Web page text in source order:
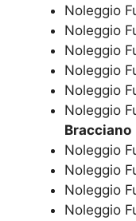
Noleggio
Noleggio
Noleggio
Noleggio
Noleggio
Noleggio
Bracciano
Noleggio
Noleggio
Noleggio
Noleggio